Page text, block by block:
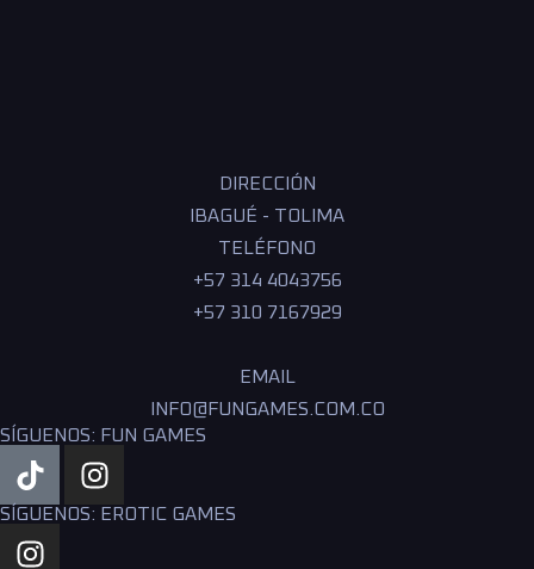
DIRECCIÓN
IBAGUÉ - TOLIMA
TELÉFONO
+57 314 4043756
+57 310 7167929
EMAIL
INFO@FUNGAMES.COM.CO
SÍGUENOS: FUN GAMES
SÍGUENOS: EROTIC GAMES